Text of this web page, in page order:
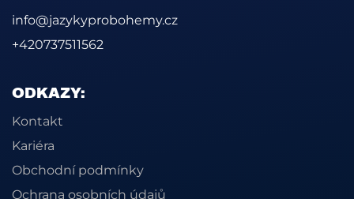
info@jazykyprobohemy.cz
+420737511562
ODKAZY:
Kontakt
Kariéra
Obchodní podmínky
Ochrana osobních údajů